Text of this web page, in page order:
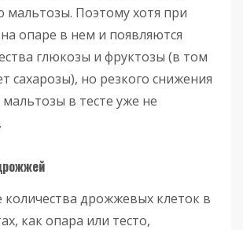
мальтозы. Поэтому хотя при
опаре в нем и появляются
глюкозы и фруктозы (в том
сахарозы), но резкого снижения
в тесте уже не
дрожжевых клеток в
как опара или тесто,